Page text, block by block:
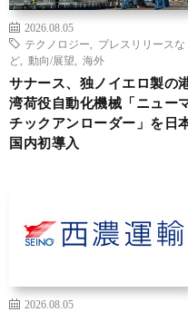
2026.08.05
テクノロジー
プレスリリースな
ど
動向/展望 海外
サナース、独ノイエロ製の
湾荷役自動化機械「ニュー
チックアンローダー」を日
国内初導入
2026.08.05